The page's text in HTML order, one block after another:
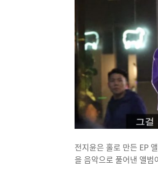
전지윤은 홀로 만든 EP
을 음악으로 풀어낸 앨